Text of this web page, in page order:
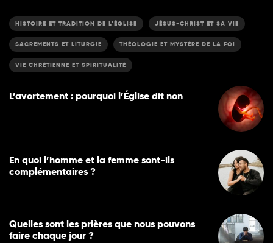
HISTOIRE ET TRADITION DE L’ÉGLISE JÉSUS-CHRIST ET SA VIE
SACREMENTS ET LITURGIE THÉOLOGIE ET MYSTÈRE DE LA FOI
VIE CHRÉTIENNE ET SPIRITUALITÉ
L’avortement : pourquoi l’Église dit non
En quoi l’homme et la femme sont-ils
complémentaires ?
Quelles sont les prières que nous pouvons
faire chaque jour ?